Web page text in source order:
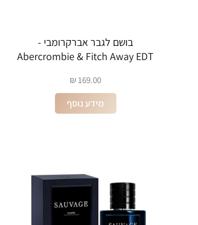
בושם לגבר אברקרומבי -
Abercrombie & Fitch Away EDT
169.00
₪
מידע נוסף